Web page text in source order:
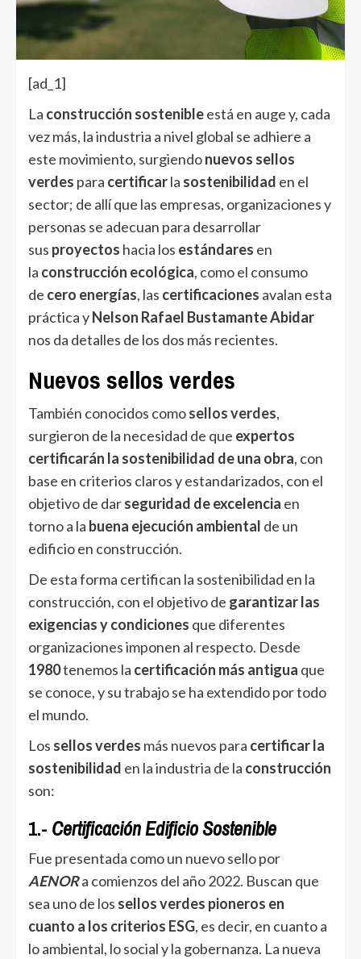
[ad_1]
La construcción sostenibleestá en auge y, cada
vez más, la industria a nivel global se adhiere a
este movimiento, surgiendonuevos sellos
verdes para certificarla sostenibilidad en el
sector; de allí que las empresas, organizaciones y
personas se adecuan para desarrollar
sus proyectos hacia los estándares en
la construcción ecológica, como el consumo
de cero energías, las certificaciones avalan esta
práctica yNelson Rafael Bustamante Abidar
nos da detalles de los dos más recientes.
Nuevos sellos verdes
También conocidos comosellos verdes,
surgieron de la necesidad de que expertos
certificarán la sostenibilidad de una obra, con
base en criterios claros y estandarizados, con el
objetivo de darseguridad de excelencia en
torno a la buena ejecución ambiental de un
edificio en construcción.
De esta forma certifican la sostenibilidad en la
construcción, con el objetivo de garantizar las
exigencias y condiciones que diferentes
organizaciones imponen al respecto. Desde
1980tenemos la certificación más antigua que
se conoce, y su trabajo se ha extendido por todo
el mundo.
Los sellosverdes más nuevos para certificar la
sostenibilidad en la industria de la construcción
son:
1.- Certificación Edificio Sostenible
Fue presentada como un nuevo sello por
AENORa comienzos del año 2022. Buscan que
sea uno de los sellos verdes pioneros en
cuanto a los criterios ESG, es decir, en cuanto a
lo ambiental, lo social y la gobernanza. La nueva